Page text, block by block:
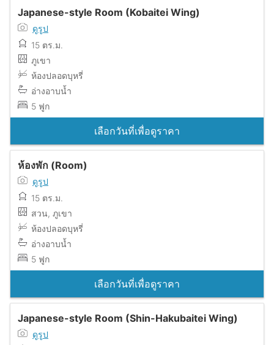
Japanese-style Room (Kobaitei Wing)
ดูรูป
15 ตร.ม.
ภูเขา
ห้องปลอดบุหรี่
อ่างอาบน้ำ
5 ฟูก
เลือกวันที่เพื่อดูราคา
ห้องพัก (Room)
ดูรูป
15 ตร.ม.
สวน, ภูเขา
ห้องปลอดบุหรี่
อ่างอาบน้ำ
5 ฟูก
เลือกวันที่เพื่อดูราคา
Japanese-style Room (Shin-Hakubaitei Wing)
ดูรูป